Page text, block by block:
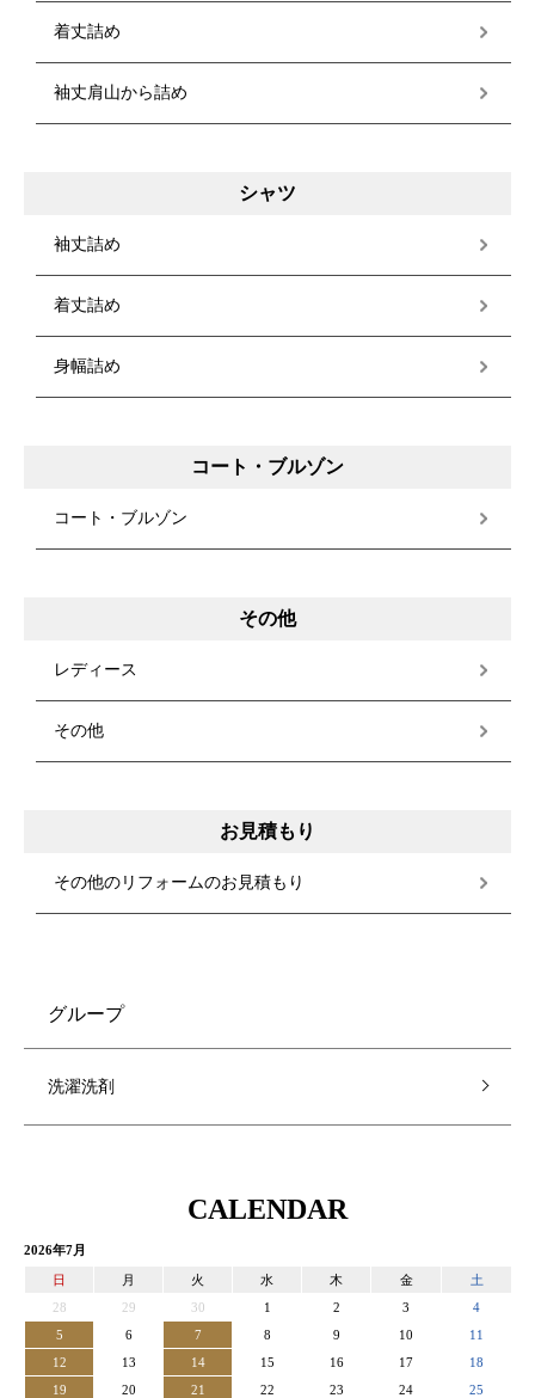
着丈詰め
袖丈肩山から詰め
シャツ
袖丈詰め
着丈詰め
身幅詰め
コート・ブルゾン
コート・ブルゾン
その他
レディース
その他
お見積もり
その他のリフォームのお見積もり
グループ
洗濯洗剤
CALENDAR
2026年7月
日 月 火 水 木 金
土
28
29 30 1 2 3
4
5
6 7 8 9 10
11
12
13 14 15 16 17
18
19
20 21 22 23 24
25